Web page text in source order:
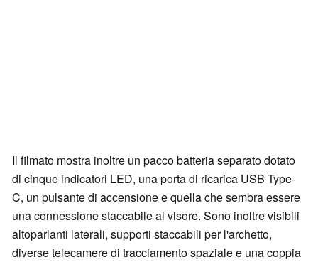
Il filmato mostra inoltre un pacco batteria separato dotato
di cinque indicatori LED, una porta di ricarica USB Type-
C, un pulsante di accensione e quella che sembra essere
una connessione staccabile al visore. Sono inoltre visibili
altoparlanti laterali, supporti staccabili per l'archetto,
diverse telecamere di tracciamento spaziale e una coppia